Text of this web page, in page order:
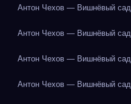
Антон Чехов — Вишнёвый сад
Антон Чехов — Вишнёвый сад
Антон Чехов — Вишнёвый сад
Антон Чехов — Вишнёвый сад